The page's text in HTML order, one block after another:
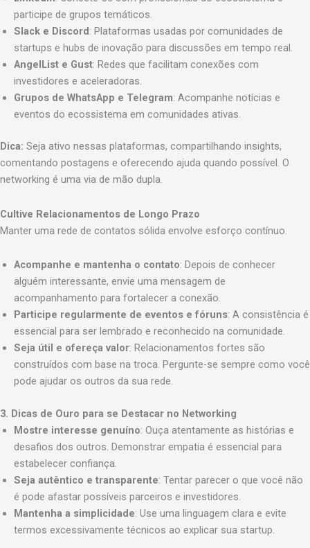
participe de grupos temáticos.
Slack e Discord : Plataformas usadas por comunidades de
startups e hubs de inovação para discussões em tempo real.
AngelList e Gust: Redes que facilitam conexões com
investidores e aceleradoras.
Grupos de WhatsApp e Telegram: Acompanhe notícias e
eventos do ecossistema em comunidades ativas.
Dica: Seja ativo nessas plataformas, compartilhando insights,
comentando postagens e oferecendo ajuda quando possível. O
networking é uma via de mão dupla.
Cultive Relacionamentos de Longo Prazo
Manter uma rede de contatos sólida envolve esforço contínuo.
Acompanhe e mantenha o contato: Depois de conhecer
alguém interessante, envie uma mensagem de
acompanhamento para fortalecer a conexão.
Participe regularmente de eventos e fóruns: A consistência é
essencial para ser lembrado e reconhecido na comunidade.
Seja útil e ofereça valor: Relacionamentos fortes são
construídos com base na troca. Pergunte-se sempre como você
pode ajudar os outros da sua rede.
3. Dicas de Ouro para se Destacar no Networking
Mostre interesse genuíno: Ouça atentamente as histórias e
desafios dos outros. Demonstrar empatia é essencial para
estabelecer confiança.
Seja autêntico e transparente: Tentar parecer o que você não
é pode afastar possíveis parceiros e investidores.
Mantenha a simplicidade: Use uma linguagem clara e evite
termos excessivamente técnicos ao explicar sua startup.